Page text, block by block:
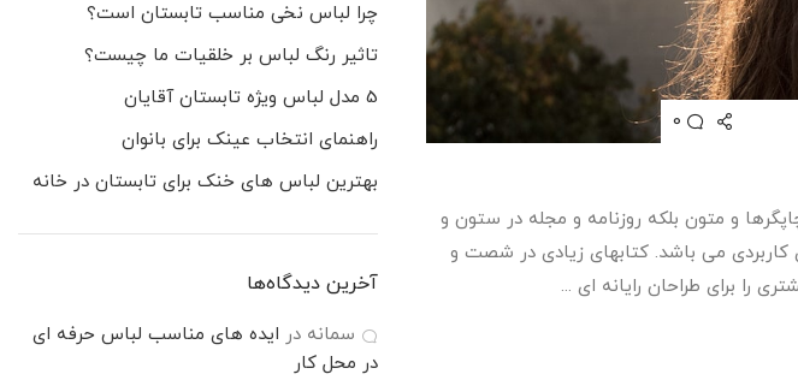
0
و متون بلکه روزنامه و مجله در ستون و
کاربردی می باشد. کتابهای زیادی در شصت و
را برای طراحان رایانه ای ...
چرا لباس نخی مناسب تابستان است؟
تاثیر رنگ لباس بر خلقیات ما چیست؟
5 مدل لباس ویژه تابستان آقایان
راهنمای انتخاب عینک برای بانوان
بهترین لباس های خنک برای تابستان در خانه
آخرین دیدگاه‌ها
سمانه در ایده های مناسب لباس حرفه ای
در محل کار